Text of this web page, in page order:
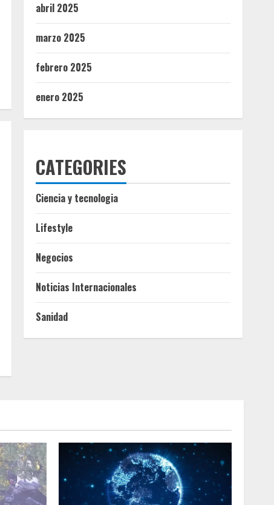
abril 2025
marzo 2025
febrero 2025
enero 2025
CATEGORIES
Ciencia y tecnologia
Lifestyle
Negocios
Noticias Internacionales
Sanidad